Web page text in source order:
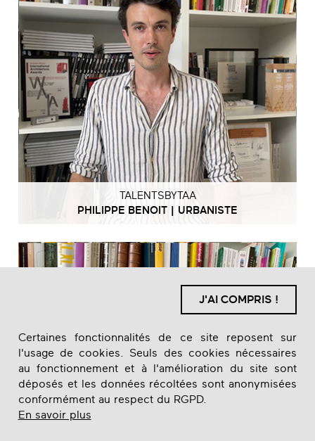
TALENTSBYTAA
PHILIPPE BENOIT | URBANISTE
J'AI COMPRIS !
Certaines fonctionnalités de ce site reposent sur
l'usage de cookies. Seuls des cookies nécessaires
au fonctionnement et à l'amélioration du site sont
déposés et les données récoltées sont anonymisées
conformément au respect du RGPD.
En savoir plus